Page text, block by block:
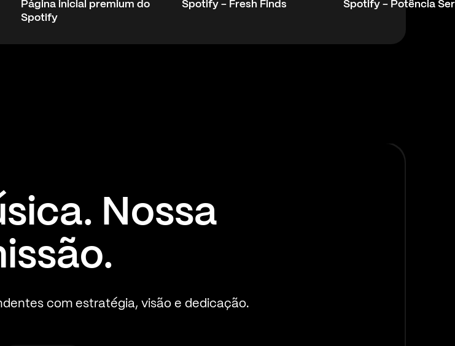
Página inicial premium do
Spotify
Spotify - Fresh Finds Spotify - Potência
Nossa
com estratégia, visão e dedicação.